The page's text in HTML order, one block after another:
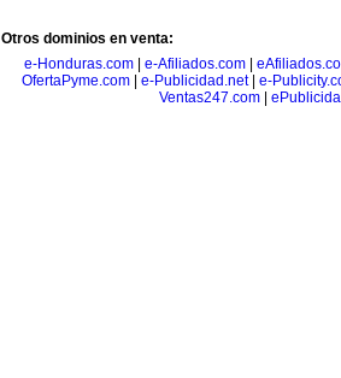
Otros dominios en venta:
e-Honduras.com| e-Afiliados.com|
OfertaPyme.com| e-Publicidad.net| e-
Ventas247.com